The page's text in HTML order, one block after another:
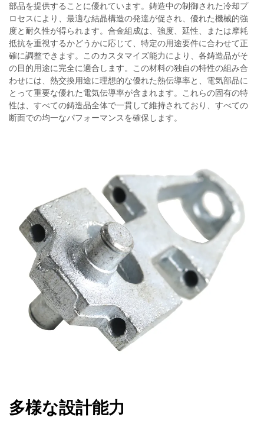
部品を提供することに優れています。鋳造中の制御された冷却プ
ロセスにより、最適な結晶構造の発達が促され、優れた機械的強
度と耐久性が得られます。合金組成は、強度、延性、または摩耗
抵抗を重視するかどうかに応じて、特定の用途要件に合わせて正
確に調整できます。このカスタマイズ能力により、各鋳造品がそ
の目的用途に完全に適合します。この材料の独自の特性の組み合
わせには、熱交換用途に理想的な優れた熱伝導率と、電気部品に
とって重要な優れた電気伝導率が含まれます。これらの固有の特
性は、すべての鋳造品全体で一貫して維持されており、すべての
断面での均一なパフォーマンスを確保します。
多様な設計能力